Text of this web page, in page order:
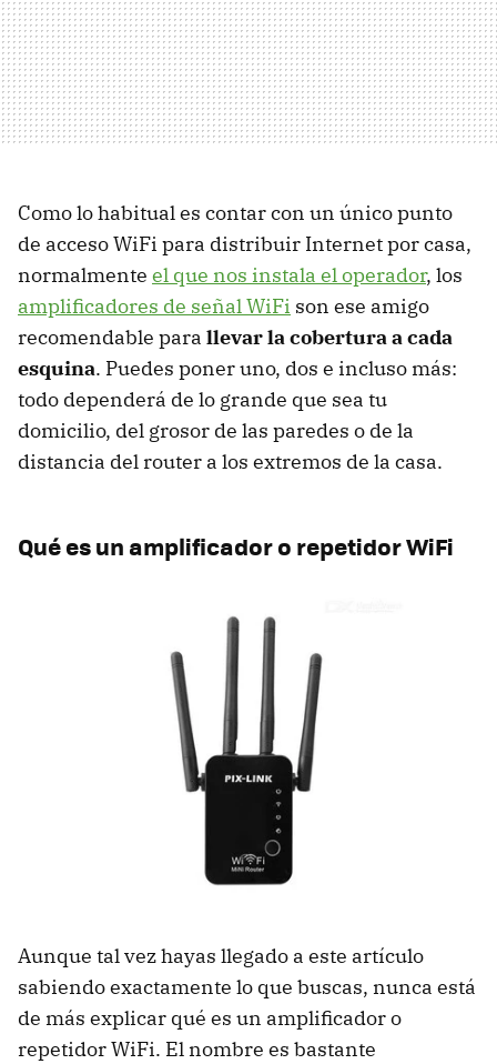
Como lo habitual es contar con un único punto
de acceso WiFi para distribuir Internet por casa,
normalmente el que nos instala el operador, los
amplificadores de señal WiFi son ese amigo
recomendable para llevar la cobertura a cada
esquina. Puedes poner uno, dos e incluso más:
todo dependerá de lo grande que sea tu
domicilio, del grosor de las paredes o de la
distancia del router a los extremos de la casa.
Qué es un amplificador o repetidor WiFi
Aunque tal vez hayas llegado a este artículo
sabiendo exactamente lo que buscas, nunca está
de más explicar qué es un amplificador o
repetidor WiFi. El nombre es bastante